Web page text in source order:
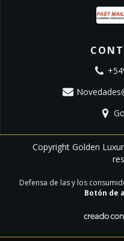
Copyright Golden
Defensa de las y los
Botón de